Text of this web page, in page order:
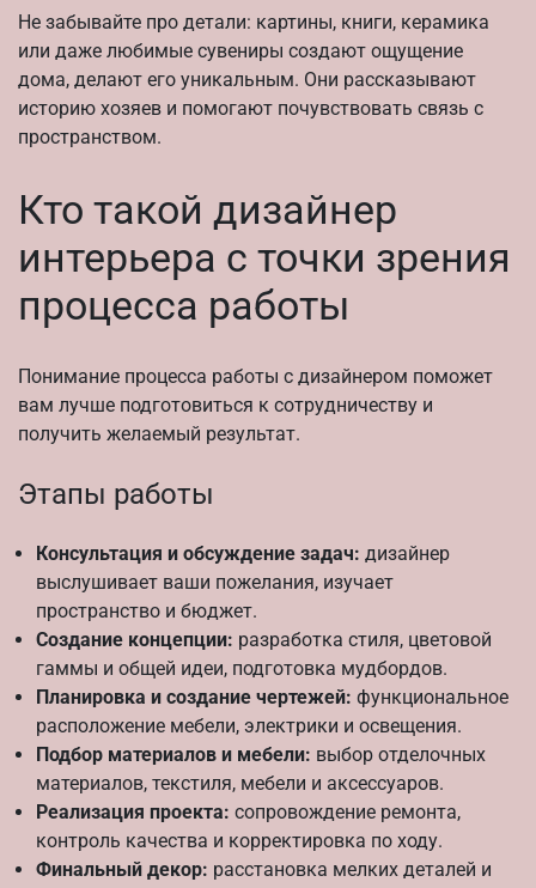
Не забывайте про детали: картины, книги, керамика
или даже любимые сувениры создают ощущение
дома, делают его уникальным. Они рассказывают
историю хозяев и помогают почувствовать связь с
пространством.
Кто такой дизайнер
интерьера с точки зрения
процессa работы
Понимание процесса работы с дизайнером поможет
вам лучше подготовиться к сотрудничеству и
получить желаемый результат.
Этапы работы
Консультация и обсуждение задач: дизайнер
выслушивает ваши пожелания, изучает
пространство и бюджет.
Создание концепции: разработка стиля, цветовой
гаммы и общей идеи, подготовка мудбордов.
Планировка и создание чертежей: функциональное
расположение мебели, электрики и освещения.
Подбор материалов и мебели: выбор отделочных
материалов, текстиля, мебели и аксессуаров.
Реализация проекта: сопровождение ремонта,
контроль качества и корректировка по ходу.
Финальный декор: расстановка мелких деталей и